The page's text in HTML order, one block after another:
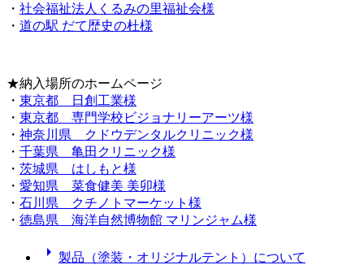
・ 社会福祉法人くるみの里福祉会様
・ 道の駅 だて歴史の杜様
★納入場所のホームページ
・ 東京都 日創工業様
・ 東京都 専門学校ビジョナリーアーツ様
・ 神奈川県 クドウデンタルクリニック様
・ 千葉県 亀田クリニック様
・ 茨城県 はしもと様
・ 愛知県 菜食健美 美卯様
・ 石川県 クチノトマーケット様
・ 徳島県 海洋自然博物館 マリンジャム様
arrow_right 製品（塗装・オリジナルテント）について